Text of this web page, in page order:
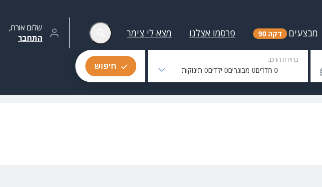
מבצעים דקה 90 פרסמו אצלנו מצא לי צימר שלום אורח,
התחבר
בחירת הרכב
0חדרים0מבוגרים0ילדים0תינוקות חיפוש